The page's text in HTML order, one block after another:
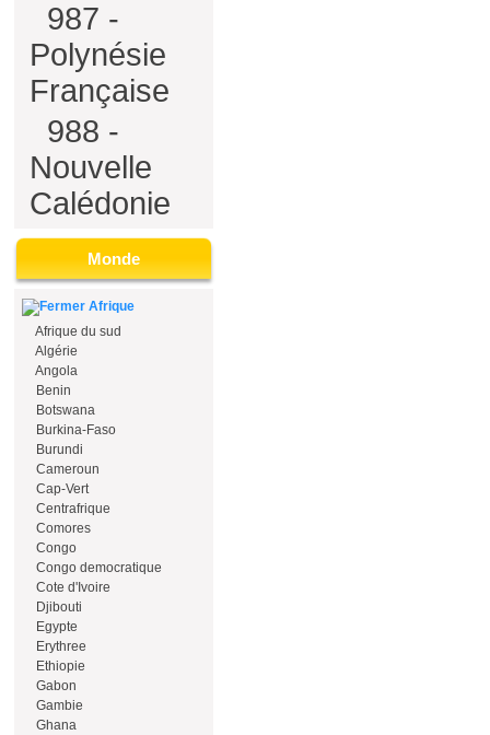
987 -
Polynésie
Française
988 -
Nouvelle
Calédonie
Monde
Afrique
Afrique du sud
Algérie
Angola
Benin
Botswana
Burkina-Faso
Burundi
Cameroun
Cap-Vert
Centrafrique
Comores
Congo
Congo democratique
Cote d'Ivoire
Djibouti
Egypte
Erythree
Ethiopie
Gabon
Gambie
Ghana